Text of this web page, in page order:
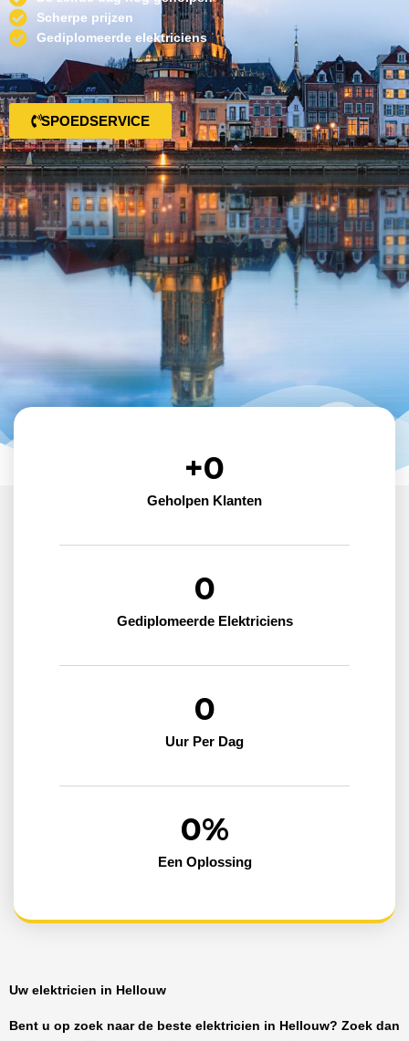
Scherpe prijzen
Gediplomeerde elektriciens
SPOEDSERVICE
Geholpen Klanten
+0
Gediplomeerde Elektriciens
0
Uur Per Dag
0
Een Oplossing
0%
Uw elektricien in Hellouw
Bent u op zoek naar de beste elektricien in Hellouw? Zoek dan